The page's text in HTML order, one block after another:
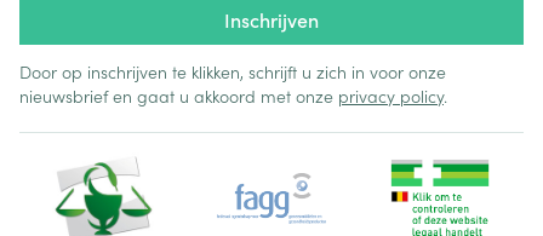
Inschrijven
Door op inschrijven te klikken, schrijft u zich in voor onze
nieuwsbrief en gaat u akkoord met onze privacy policy.